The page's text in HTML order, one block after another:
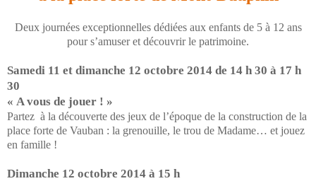
Deux journées exceptionnelles dédiées aux enfants de 5 à 12 ans
pour s’amuser et découvrir le patrimoine.
Samedi 11 et dimanche 12 octobre 2014 de 14 h 30 à 17 h
30
« A vous de jouer ! »
Partez à la découverte des jeux de l’époque de la construction de la
place forte de Vauban : la grenouille, le trou de Madame… et jouez
en famille !
Dimanche 12 octobre 2014 à 15 h